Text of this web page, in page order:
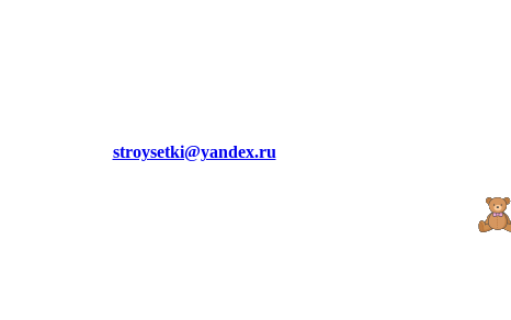
stroysetki@yandex.ru